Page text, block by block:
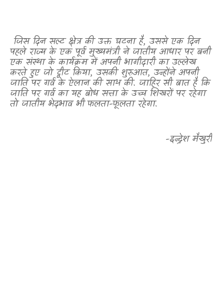
जिस दिन सल्ट क्षेत्र की उक्त घटना है, उससे एक दिन
पहले राज्य के एक पूर्व मुख्यमंत्री ने जातीय आधार पर बनी
एक संस्था के कार्यक्रम में अपनी भागीदारी का उल्लेख
करते हुए जो ट्वीट किया, उसकी शुरुआत,उन्होंने अपनी
जाति पर गर्व के ऐलान की साथ की. जाहिर सी बात है कि
जाति पर गर्व का यह बोध सत्ता के उच्च शिखरों पर रहेगा
तो जातीय भेदभाव भी फलता-फूलता रहेगा.
-इन्द्रेश मैखुरी